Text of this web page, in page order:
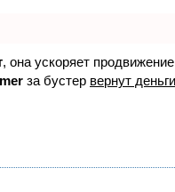
, она ускоряет
за бустер вернут